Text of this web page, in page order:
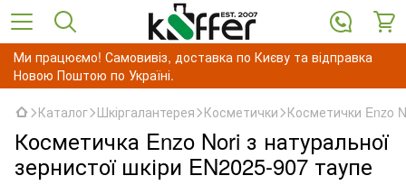
Ми працюємо! Самовивіз, доставка по Києву та відправка
Новою Поштою по Україні.
Каталог Шкіргалантерея Косметички Косметички Enzo
Косметичка Enzo Nori з натуральної
зернистої шкіри EN2025-907 таупе